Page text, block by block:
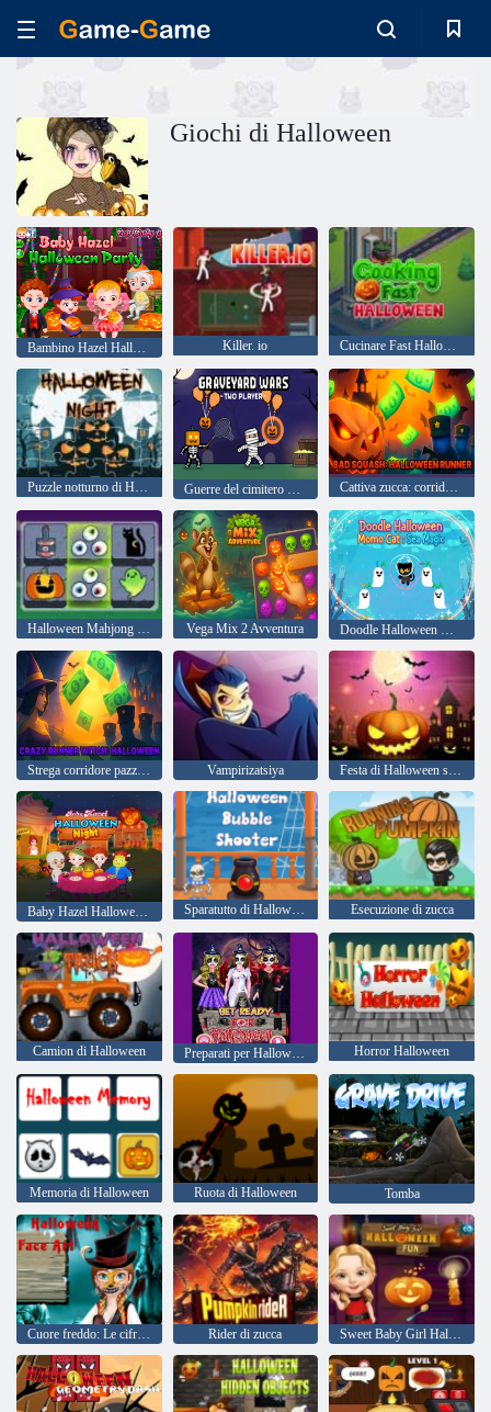
Giochi di Halloween
Bambino Hazel Halloween Party Killer. io Cucinare Fast Halloween
Puzzle notturno di Halloween Cattiva zucca: corridore di Halloween
Halloween Mahjong Connect Vega Mix 2 Avventura Doodle Halloween Momo Cat: Magia del mare
Strega corridore pazza di Halloween Vampirizatsiya Festa di Halloween spaventosa
Sparatutto di Halloween Bubble Esecuzione di zucca
Camion di Halloween Preparati per Halloween Horror Halloween
Memoria di Halloween Ruota di Halloween Tomba
Cuore freddo: Le cifre sulla faccia di Anna per Halloween Rider di zucca Sweet Baby Girl Halloween Divertimento